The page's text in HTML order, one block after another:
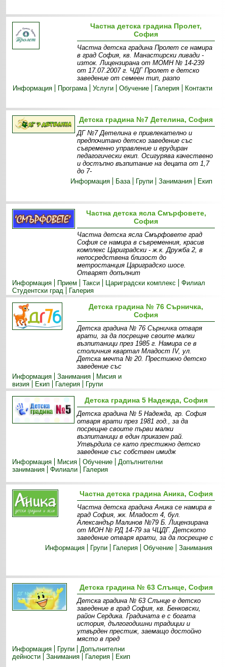
Частна детска градина Пролет,
София
Частна детска градина Пролет се намира
в град София, кв. Манастирски ливади -
изток. Лицензирана от МОМН № 14-239
от 17.07.2007 г. ЧДГ Пролет е детско
заведение от семеен тип, разпо
Информация
Програма Услуги Обучение Галерия Контакти
Детска градина №7 Детелина, София
ДГ №7 Детелина е привлекателно и
предпочитано детско заведение със
съвременно управление и ерудиран
педагогически екип. Осигурява качествено
и достъпно възпитание на децата от 1,7
до 7-
Информация
База Групи Занимания Екип
Частна детска ясла Смърфовете,
София
Частна детска ясла Смърфовете град
София се намира в съвременния, красив
комплекс Цариградски - ж.к. Дружба 2, в
непосредствена близост до
метростанция Цариградско шосе.
Отварят допълнит
Информация
Прием Такси Цариградски комплекс
Филиал
Студентски град
Галерия
Детска градина № 76 Сърничка,
София
Детска градина № 76 Сърничка отваря
врати, за да посрещне своите малки
възпитаници през 1985 г. Намира се в
столичния квартал Младост IV, ул.
Детска мечта № 20. Престижно детско
заведение със
Информация
Занимания
Мисия и
визия
Екип Галерия Групи
Детска градина 5 Надежда, София
Детска градина № 5 Надежда, гр. София
отваря врати през 1981 год., за да
посрещне своите първи малки
възпитаници в един приказен рай.
Утвърдила се като престижно детско
заведение със собствен имидж
Информация
Мисия Обучение
Допълнителни
занимания
Филиали Галерия
Частна детска градина Аника, София
Частна детска градина Аника се намира в
град София, жк. Младост 4, бул.
Александър Малинов №79 Б. Лицензирана
от МОН № РД 14-79 за ЧЦДГ. Детското
заведение отваря врати, за да посрещне с
Информация
Групи Галерия Обучение Занимания
Детска градина № 63 Слънце, София
Детска градина № 63 Слънце е детско
заведение в град София, кв. Бенковски,
район Сердика. Градината е с богата
история, дългогодишни традиции и
утвърден престиж, заемащо достойно
място в пред
Информация
Групи
Допълнителни
дейности
Занимания Галерия Екип